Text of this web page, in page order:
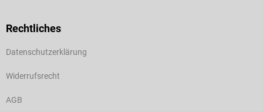
Rechtliches
Datenschutzerklärung
Widerrufsrecht
AGB